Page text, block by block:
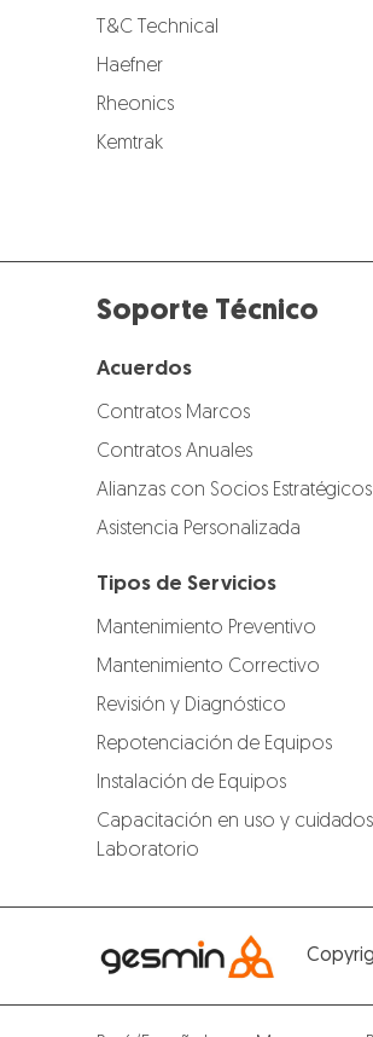
T&C Technical
Haefner
Rheonics
Kemtrak
Soporte Técnico
Acuerdos
Contratos Marcos
Contratos Anuales
Alianzas con Socios Estratégicos
Asistencia Personalizada
Tipos de Servicios
Mantenimiento Preventivo
Mantenimiento Correctivo
Revisión y Diagnóstico
Repotenciación de Equipos
Instalación de Equipos
Capacitación en uso y
Laboratorio